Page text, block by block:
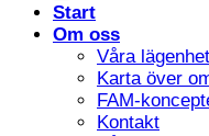
Start
Om oss
Våra
Karta över
FAM-
Kontakt